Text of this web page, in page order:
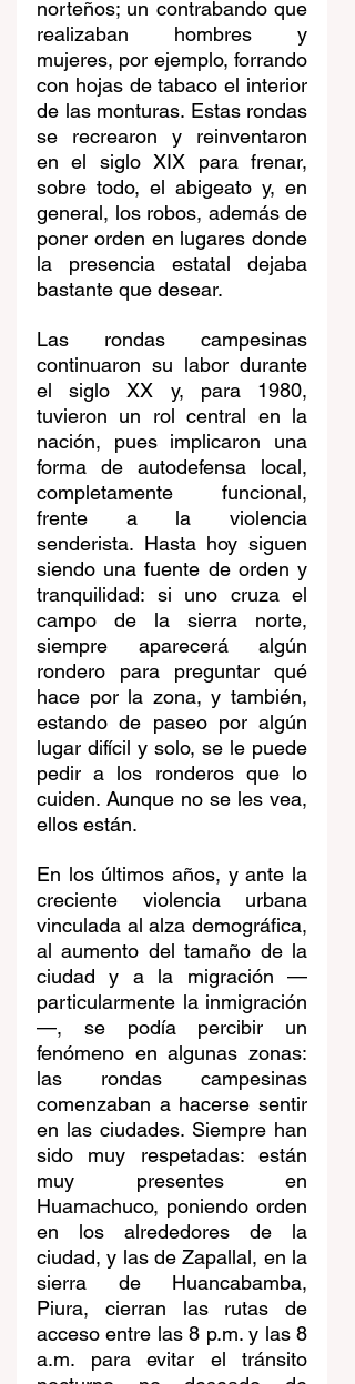
norteños; un contrabando que
realizaban hombres y
mujeres, por ejemplo, forrando
con hojas de tabaco el interior
de las monturas. Estas rondas
se recrearon y reinventaron
en el siglo XIX para frenar,
sobre todo, el abigeato y, en
general, los robos, además de
poner orden en lugares donde
la presencia estatal dejaba
bastante que desear.
Las rondas campesinas
continuaron su labor durante
el siglo XX y, para 1980,
tuvieron un rol central en la
nación, pues implicaron una
forma de autodefensa local,
completamente funcional,
frente a la violencia
senderista. Hasta hoy siguen
siendo una fuente de orden y
tranquilidad: si uno cruza el
campo de la sierra norte,
siempre aparecerá algún
rondero para preguntar qué
hace por la zona, y también,
estando de paseo por algún
lugar difícil y solo, se le puede
pedir a los ronderos que lo
cuiden. Aunque no se les vea,
ellos están.
En los últimos años, y ante la
creciente violencia urbana
vinculada al alza demográfica,
al aumento del tamaño de la
ciudad y a la migración —
particularmente la inmigración
—, se podía percibir un
fenómeno en algunas zonas:
las rondas campesinas
comenzaban a hacerse sentir
en las ciudades. Siempre han
sido muy respetadas: están
muy presentes en
Huamachuco, poniendo orden
en los alrededores de la
ciudad, y las de Zapallal, en la
sierra de Huancabamba,
Piura, cierran las rutas de
acceso entre las 8 p.m. y las 8
a.m. para evitar el tránsito